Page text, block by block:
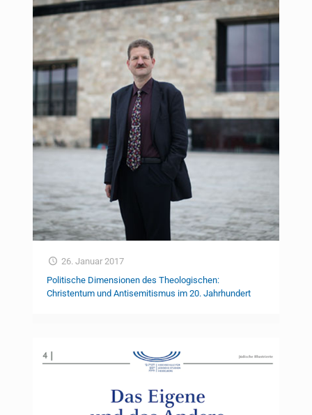
26. Januar 2017
Politische Dimensionen des Theologischen:
Christentum und Antisemitismus im 20. Jahrhundert